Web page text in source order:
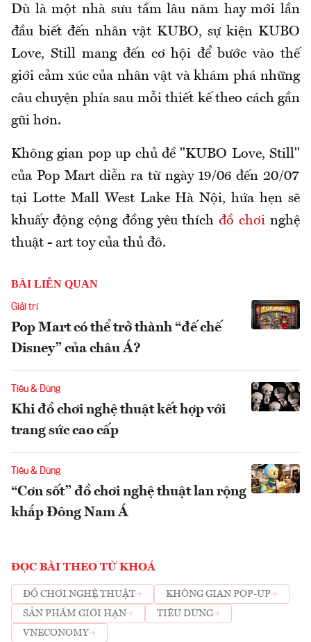
Dù là một nhà sưu tầm lâu năm hay mới lần
đầu biết đến nhân vật KUBO, sự kiện KUBO
Love, Still mang đến cơ hội để bước vào thế
giới cảm xúc của nhân vật và khám phá những
câu chuyện phía sau mỗi thiết kế theo cách gần
gũi hơn.
Không gian pop up chủ đề "KUBO Love, Still"
của Pop Mart diễn ra từ ngày 19/06 đến 20/07
tại Lotte Mall West Lake Hà Nội, hứa hẹn sẽ
khuấy động cộng đồng yêu thích đồ chơi nghệ
thuật - art toy của thủ đô.
BÀI LIÊN QUAN
Giải trí
Pop Mart có thể trở thành “đế chế
Disney” của châu Á?
Tiêu & Dùng
Khi đồ chơi nghệ thuật kết hợp với
trang sức cao cấp
Tiêu & Dùng
“Cơn sốt” đồ chơi nghệ thuật lan rộng
khắp Đông Nam Á
ĐỌC BÀI THEO TỪ KHOÁ
ĐỒ CHƠI NGHỆ THUẬT
KHÔNG GIAN POP-UP
SẢN PHẨM GIỚI HẠN
TIÊU DÙNG
VNECONOMY